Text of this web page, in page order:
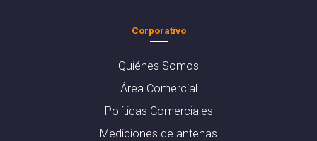
Corporativo
Quiénes Somos
Área Comercial
Políticas Comerciales
Mediciones de antenas